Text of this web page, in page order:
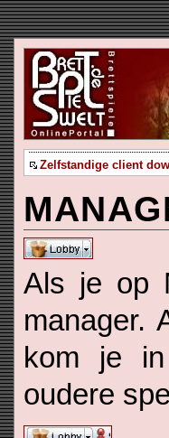
Zelfstandige client
Als je op
manager.
kom je
oudere